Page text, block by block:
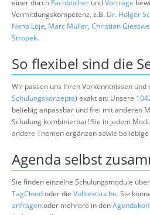
einer durch Fachbücher undVorträge
Vermittlungskompetenz, z.B. Dr. Holger
Neno Loje, Marc Müller, Christian
Stropek.
So flexibel sind die
Wir passen uns Ihren Vorkenntnissen und
Schulungskonzepte) exakt an: Unsere
beliebig anpassbar und frei mit anderen
Schulung kombinierbar! Sie in jedem
andere Themen ergänzen sowie
Agenda selbst
Sie finden einzelne Schulungsmodule
TagCloudoder die Volltextsuche. Sie
anfragenoder mehrere in den